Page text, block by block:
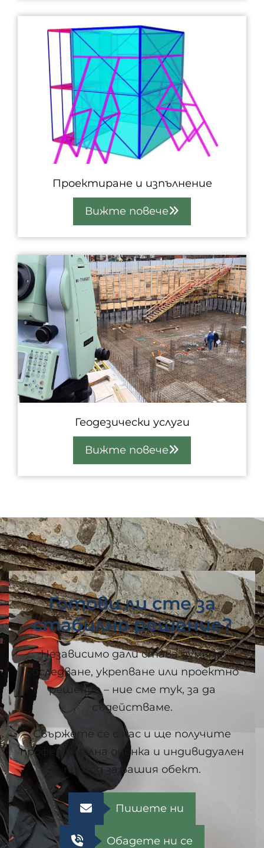
Проектиране и изпълнение
Вижте повече
Геодезически услуги
Вижте повече
Готови ли сте за
стабилно решение?
Независимо дали става дума за
обследване, укрепване или проектно
решение – ние сме тук, за да
съдействаме.
Свържете се с нас и ще получите
професионална оценка и индивидуален
подход за вашия обект.
Пишете ни
Обадете ни се